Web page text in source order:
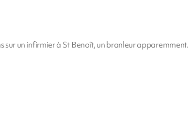
sur un infirmier à St Benoît, un branleur apparemment.